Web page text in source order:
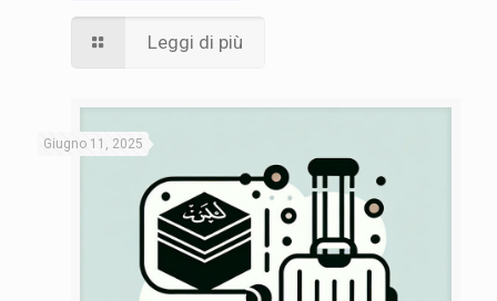
Leggi di più
Giugno 11, 2025